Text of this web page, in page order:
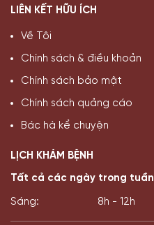
LIÊN KẾT HỮU ÍCH
Về Tôi
Chính sách & điều khoản
Chính sách bảo mật
Chính sách quảng cáo
Bác hà kể chuyện
LỊCH KHÁM BỆNH
Tất cả các ngày trong tuần
Sáng: 8h - 12h